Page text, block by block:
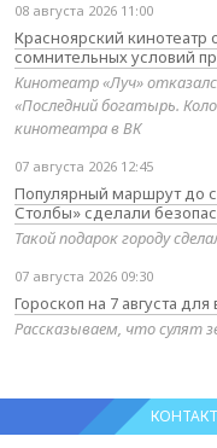
08 августа 2026 11:00
Красноярский кинотеатр
сомнительных условий
Кинотеатр «Луч»
«Последний богатырь.
кинотеатра в ВК
07 августа 2026 12:45
Популярный маршрут до
Столбы» сделали
Такой подарок городу
07 августа 2026 09:30
Гороскоп на 7 августа
Рассказываем, что сулят